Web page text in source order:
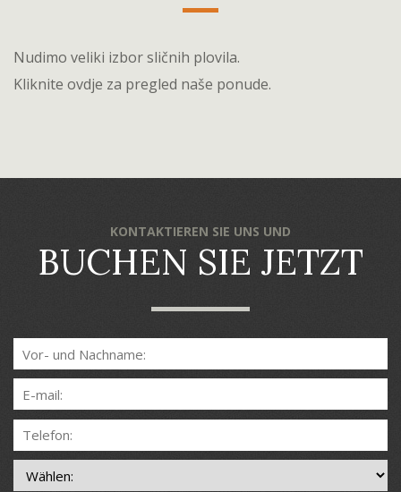
Nudimo veliki izbor sličnih plovila.
Kliknite ovdje za pregled naše ponude.
KONTAKTIEREN SIE UNS UND
BUCHEN SIE JETZT